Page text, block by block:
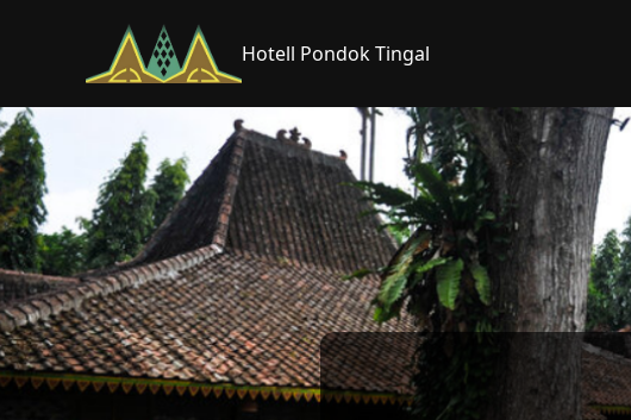
Hotell Pondok Tingal